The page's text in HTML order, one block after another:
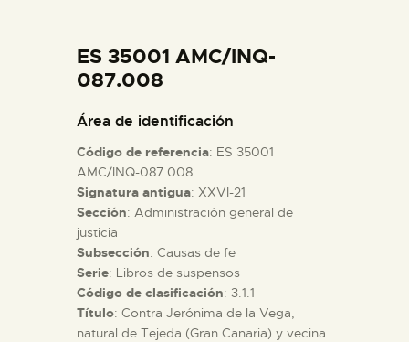
COLECCIONES
ESPAÑOL
PREPARAR LA VISITA
ACTIVIDADES
█
ES 35001 AMC/INQ-
087.008
Área de identificación
Código de referencia: ES 35001
AMC/INQ-087.008
Signatura antigua: XXVI-21
Sección: Administración general de
justicia
Subsección: Causas de fe
Serie: Libros de suspensos
Código de clasificación: 3.1.1
Título: Contra Jerónima de la Vega,
natural de Tejeda (Gran Canaria) y vecina